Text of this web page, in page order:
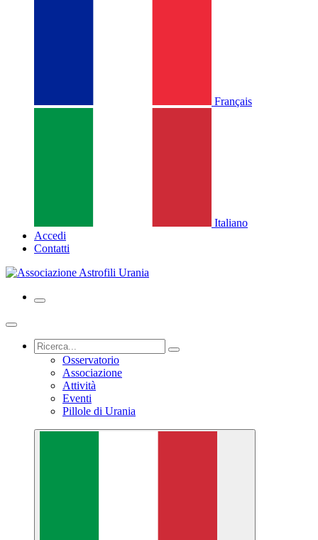
Français
Italiano
Accedi
Contatti
Osservatorio
Associazione
Attività
Eventi
Pillole di Urania